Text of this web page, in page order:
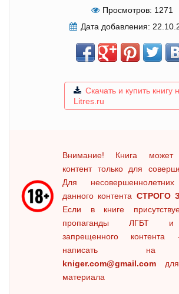
Просмотров: 1271
Дата добавления:
Скачать и купить книгу
Litres.ru
Внимание! Книга может
контент только для
Для
данного контента СТРОГО
Если в книге
пропаганды ЛГБТ и
запрещенного контента
написать на
kniger.com@gmail.com
материала